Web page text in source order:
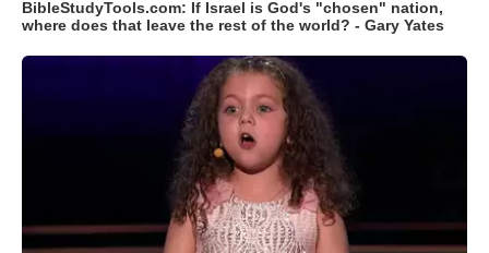
BibleStudyTools.com: If Israel is God's "chosen" nation,
where does that leave the rest of the world? - Gary Yates